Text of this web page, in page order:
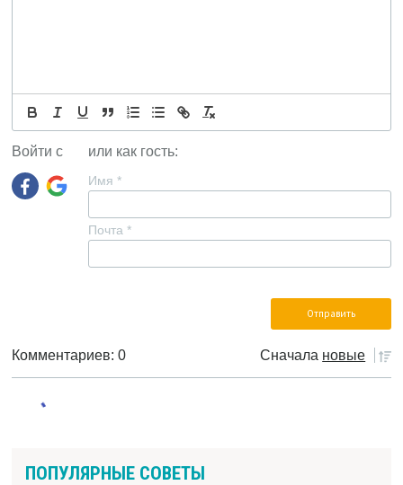
Войти с или как гость:
Имя *
Почта *
Комментариев: 0 Сначала новые
ПОПУЛЯРНЫЕ СОВЕТЫ